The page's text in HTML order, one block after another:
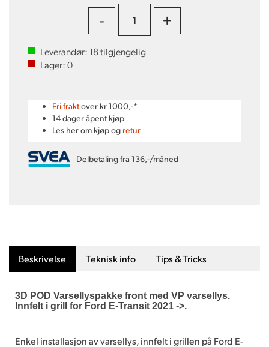
- +
Leverandør:18tilgjengelig
Lager:0
Fri fraktover kr 1000,-*
14 dager åpent kjøp
Les her om kjøp og retur
Delbetaling fra 136,-/måned
Beskrivelse Teknisk info Tips & Tricks
3D POD Varsellyspakke front med VP varsellys.
Innfelt i grill for Ford E-Transit 2021 ->.
Enkel installasjon av varsellys, innfelt i grillen på Ford E-